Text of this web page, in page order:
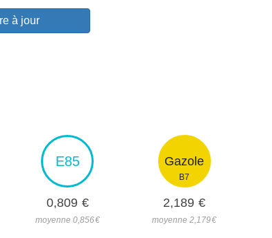
à jour
E85
0,809 €
moyenne 0,856€
Gazole
B7
2,189 €
moyenne 2,179€